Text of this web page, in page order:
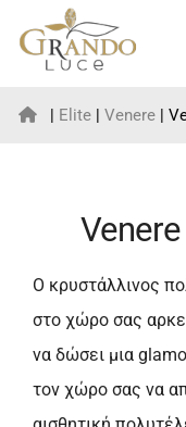
| Elite | Venere |
Ο κρυστάλλινος
στο χώρο σας
να δώσει μια
τον χώρο σας να